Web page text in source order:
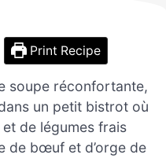
Print Recipe
soupe réconfortante,
un petit bistrot où
de légumes frais
de bœuf et d’orge de